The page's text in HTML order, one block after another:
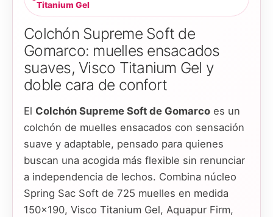
Titanium Gel
Colchón Supreme Soft de
Gomarco: muelles ensacados
suaves, Visco Titanium Gel y
doble cara de confort
El Colchón Supreme Soft de Gomarco es un
colchón de muelles ensacados con sensación
suave y adaptable, pensado para quienes
buscan una acogida más flexible sin renunciar
a independencia de lechos. Combina núcleo
Spring Sac Soft de 725 muelles en medida
150x190, Visco Titanium Gel, Aquapur Firm,